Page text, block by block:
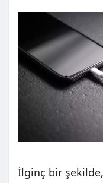
İlginç bir şekilde,